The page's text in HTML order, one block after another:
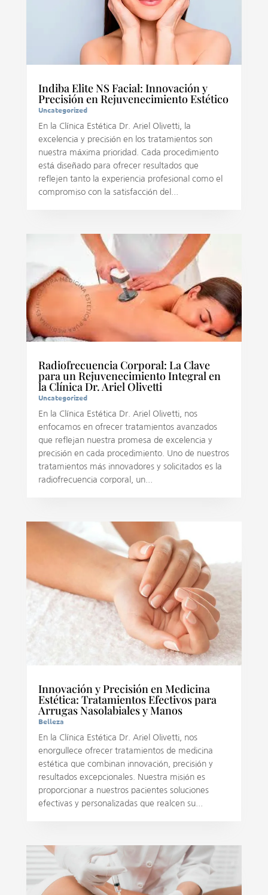
Indiba Elite NS Facial: Innovación y
Precisión en Rejuvenecimiento Estético
Uncategorized
En la Clínica Estética Dr. Ariel Olivetti, la
excelencia y precisión en los tratamientos son
nuestra máxima prioridad. Cada procedimiento
está diseñado para ofrecer resultados que
reflejen tanto la experiencia profesional como el
compromiso con la satisfacción del...
Radiofrecuencia Corporal: La Clave
para un Rejuvenecimiento Integral en
la Clínica Dr. Ariel Olivetti
Uncategorized
En la Clínica Estética Dr. Ariel Olivetti, nos
enfocamos en ofrecer tratamientos avanzados
que reflejan nuestra promesa de excelencia y
precisión en cada procedimiento. Uno de nuestros
tratamientos más innovadores y solicitados es la
radiofrecuencia corporal, un...
Innovación y Precisión en Medicina
Estética: Tratamientos Efectivos para
Arrugas Nasolabiales y Manos
Belleza
En la Clínica Estética Dr. Ariel Olivetti, nos
enorgullece ofrecer tratamientos de medicina
estética que combinan innovación, precisión y
resultados excepcionales. Nuestra misión es
proporcionar a nuestros pacientes soluciones
efectivas y personalizadas que realcen su...